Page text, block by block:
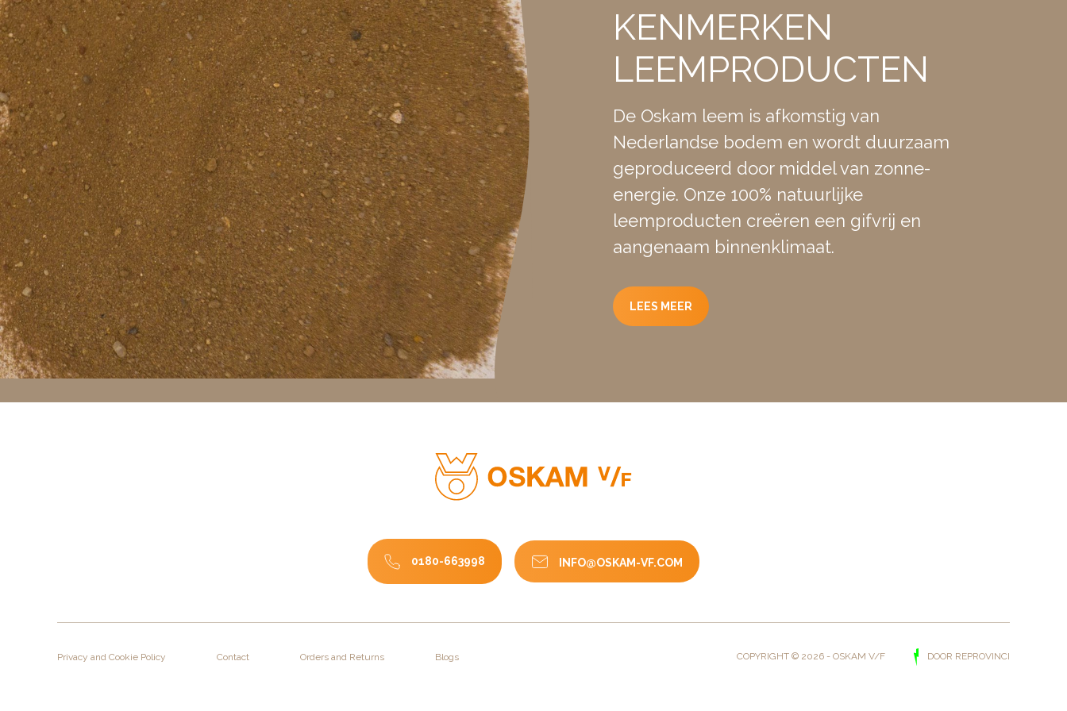
KENMERKEN
LEEMPRODUCTEN
De Oskam leem is afkomstig van
Nederlandse bodem en wordt duurzaam
geproduceerd door middel van zonne-
energie. Onze 100% natuurlijke
leemproducten creëren een gifvrij en
aangenaam binnenklimaat.
LEES MEER
0180-663998 INFO@OSKAM-VF.COM
Privacy and Cookie Policy Contact Orders and Returns Blogs COPYRIGHT © 2026 - OSKAM V/F DOOR REPROVINCI